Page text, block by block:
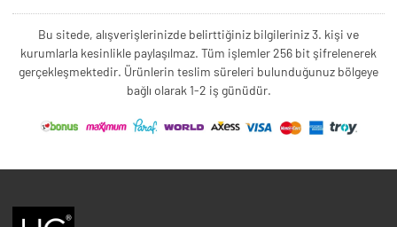
Bu sitede, alışverişlerinizde belirttiğiniz bilgileriniz 3. kişi ve
kurumlarla kesinlikle paylaşılmaz. Tüm işlemler 256 bit şifrelenerek
gerçekleşmektedir. Ürünlerin teslim süreleri bulunduğunuz bölgeye
bağlı olarak 1-2 iş günüdür.